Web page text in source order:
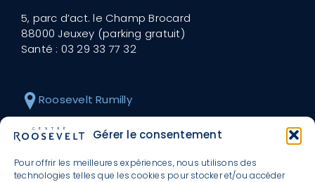
Gérer le consentement
Pour offrir les meilleures expériences, nous utilisons des
technologies telles que les cookies pour stocker et/ou accéder
5, parc d’act. le Champ Brocard
88000 Jeuxey (parking gratuit)
Santé : 03 29 33 77 32
Roosevelt Rumilly
30 avenue Roosevelt
74150 Rumilly (parking gratuit)
Santé :04 50 01 45 18